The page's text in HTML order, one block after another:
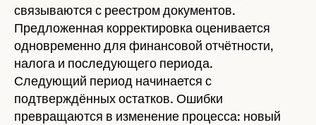
связываются с реестром документов.
Предложенная корректировка оценивается
одновременно для финансовой отчётности,
налога и последующего периода.
Следующий период начинается с
подтверждённых остатков. Ошибки
превращаются в изменение процесса: новый